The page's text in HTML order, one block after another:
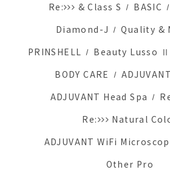
Re:
& Class S BASIC
Diamond-J
Quality &
PRINSHELL
Beauty Lusso Ⅱ
BODY CARE
ADJUVANT Head Spa
Re:
Natural
ADJUVANT WiFi
Other Pro